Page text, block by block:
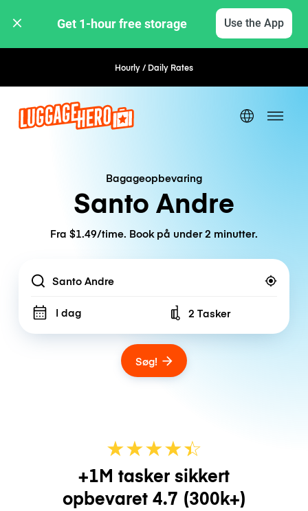
Get 1-hour free storage Use the App
Hourly / Daily RatesFlexible Booking
Bagageopbevaring
Santo Andre
Fra $1.49/time. Book på under 2 minutter.
Location
I dag Number of bags
2 Tasker
Søg!
★★★★☆
★
+1M tasker sikkert
opbevaret 4.7 (300k+)